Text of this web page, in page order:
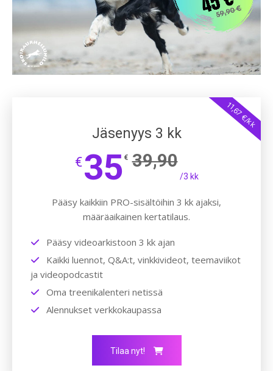
11,67 €/kk
Jäsenyys 3 kk
€35 € 39,90
/3 kk
Pääsy kaikkiin PRO-sisältöihin 3 kk ajaksi,
määräaikainen kertatilaus.
Pääsy videoarkistoon 3 kk ajan
Kaikki luennot, Q&A:t, vinkkivideot, teemaviikot
ja videopodcastit
Oma treenikalenteri netissä
Alennukset verkkokaupassa
Tilaa nyt!